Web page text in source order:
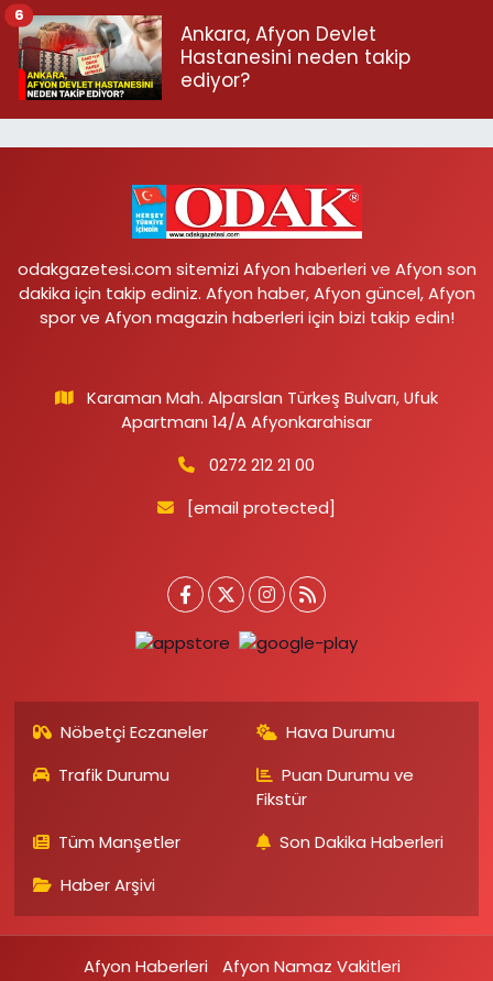
Ankara, Afyon Devlet
Hastanesini neden takip
ediyor?
6
odakgazetesi.com sitemizi Afyon haberleri ve Afyon son
dakika için takip ediniz. Afyon haber, Afyon güncel, Afyon
spor ve Afyon magazin haberleri için bizi takip edin!
Karaman Mah. Alparslan Türkeş Bulvarı, Ufuk
Apartmanı 14/A Afyonkarahisar
0272 212 21 00
[email protected]
Nöbetçi Eczaneler
Hava Durumu
Trafik Durumu
Puan Durumu ve
Fikstür
Tüm Manşetler
Son Dakika Haberleri
Haber Arşivi
Afyon Haberleri
Afyon Namaz Vakitleri